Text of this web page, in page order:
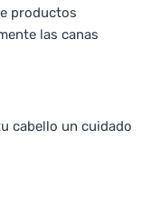
productos
las canas
cabello un cuidado